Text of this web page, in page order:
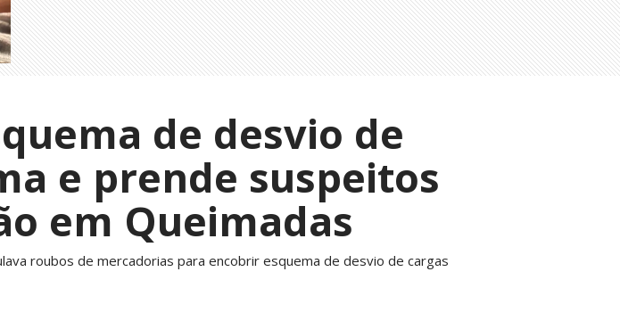
de desvio de
e prende suspeitos
em Queimadas
roubos de mercadorias para encobrir esquema de desvio de cargas